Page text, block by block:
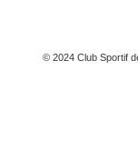
© 2024 Club Sportif